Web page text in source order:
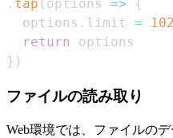
. tap ( options =>
{
  options
. limit =
return
} )
ファイルの読み取り
Web環境では、ファイルの